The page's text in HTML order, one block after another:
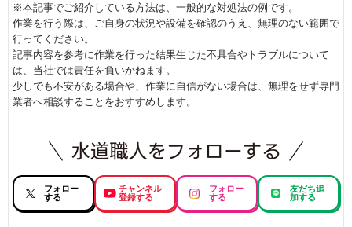
※本記事でご紹介している方法は、一般的な対処法の例です。
作業を行う際は、ご自身の状況や設備を確認のうえ、無理のない範囲で
行ってください。
記事内容を参考に作業を行った結果生じた不具合やトラブルについて
は、当社では責任を負いかねます。
少しでも不安がある場合や、作業に自信がない場合は、無理をせず専門
業者へ相談することをおすすめします。
フォロー
する
チャンネル
登録する
フォロー
する
友だち追
加する